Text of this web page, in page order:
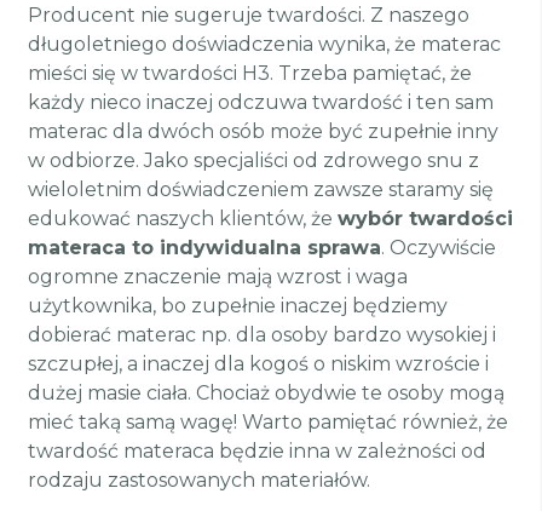
Producent nie sugeruje twardości. Z naszego
długoletniego doświadczenia wynika, że materac
mieści się w twardości H3. Trzeba pamiętać, że
każdy nieco inaczej odczuwa twardość i ten sam
materac dla dwóch osób może być zupełnie inny
w odbiorze. Jako specjaliści od zdrowego snu z
wieloletnim doświadczeniem zawsze staramy się
edukować naszych klientów, że wybór twardości
materaca to indywidualna sprawa. Oczywiście
ogromne znaczenie mają wzrost i waga
użytkownika, bo zupełnie inaczej będziemy
dobierać materac np. dla osoby bardzo wysokiej i
szczupłej, a inaczej dla kogoś o niskim wzroście i
dużej masie ciała. Chociaż obydwie te osoby mogą
mieć taką samą wagę! Warto pamiętać również, że
twardość materaca będzie inna w zależności od
rodzaju zastosowanych materiałów.